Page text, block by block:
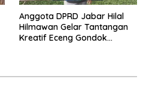
Anggota DPRD Jabar Hilal
Hilmawan Gelar Tantangan
Kreatif Eceng Gondok